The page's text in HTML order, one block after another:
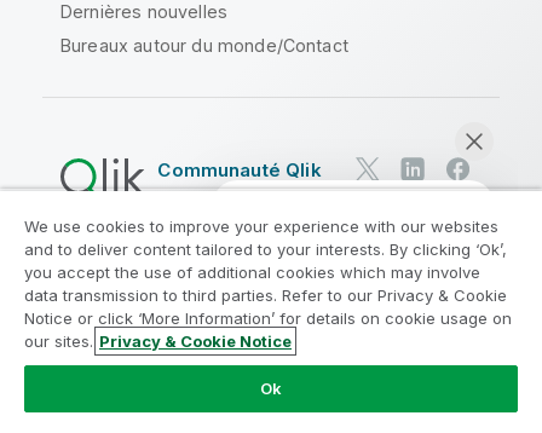
Discuter maintenant
Dernières nouvelles
Bureaux autour du monde/Contact
Communauté Qlik
Contrats juridiques
Conditions d'utilisation des produits
Legal Policies
Conditions légales
Conditions d'utilisation
Marques
Do Not Share My Info
Copyright © 1993-2026 QlikTech International AB. Tous
We use cookies to improve your experience with our websites
and to deliver content tailored to your interests. By clicking ‘Ok’,
you accept the use of additional cookies which may involve
data transmission to third parties. Refer to our Privacy & Cookie
Notice or click ‘More Information’ for details on cookie usage on
our sites. Privacy & Cookie Notice
Ok